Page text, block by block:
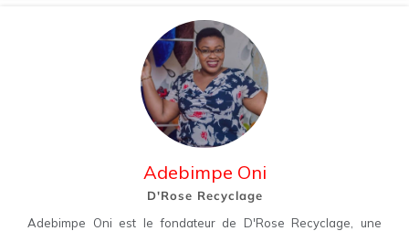
Adebimpe Oni
D'Rose Recyclage
Adebimpe Oni est le fondateur de D'Rose Recyclage, une